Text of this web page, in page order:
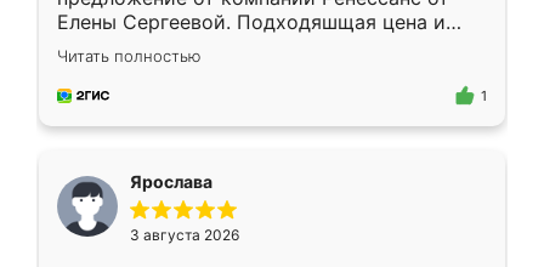
Елены Сергеевой. Подходяшщая цена и
короткие сроки изготовления. Приехавший
для замера сотрудник Владислав
предложил по моему эскизу самый
Читать полностью
1
Ярослава
3 августа 2026